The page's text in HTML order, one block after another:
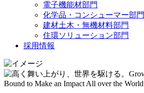
電子機能材部門
化学品・コンシューマー部門
建材土木・無機材料部門
住環ソリューション部門
採用情報